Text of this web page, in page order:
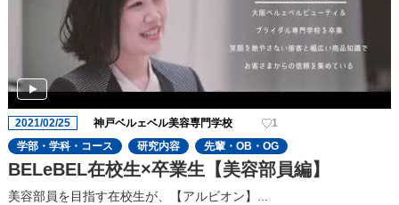
2021/02/25 神戸ベルェベル美容専門学校
1
学部・学科・コース
研究内容 先輩・OB・OG
BELeBEL在校生×卒業生【美容部員編】
美容部員を目指す在校生が、【アルビオン】...